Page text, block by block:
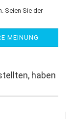
Seien Sie der
MEINUNG
haben